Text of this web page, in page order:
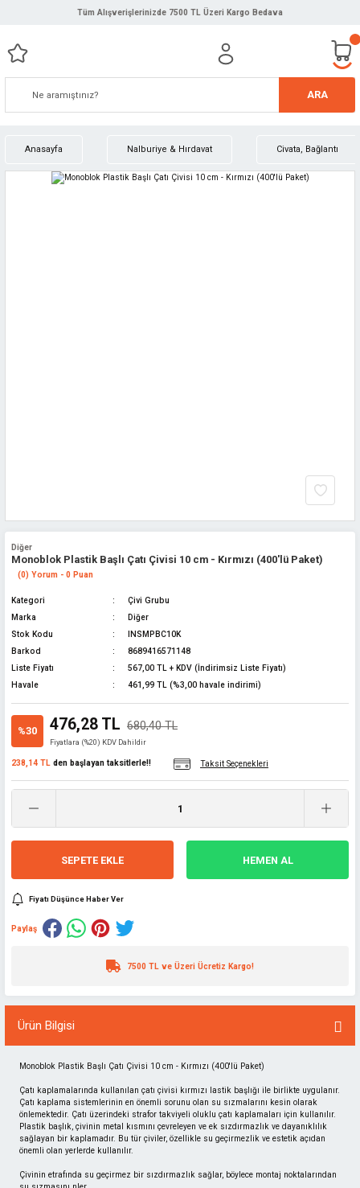
Tüm Alışverişlerinizde 7500 TL Üzeri Kargo Bedava
ARA
Anasayfa Nalburiye & Hırdavat Civata, Bağlantı
Diğer
Monoblok Plastik Başlı Çatı Çivisi 10 cm - Kırmızı (400'lü Paket)
(0) Yorum - 0 Puan
Kategori
Çivi Grubu
Marka
Diğer
Stok Kodu
INSMPBC10K
Barkod
8689416571148
Liste Fiyatı
567,00 TL + KDV (İndirimsiz Liste Fiyatı)
Havale
461,99 TL (%3,00 havale indirimi)
%30 476,28 TL 680,40 TL
Fiyatlara (%20) KDV Dahildir
238,14 TL den başlayan taksitlerle!! Taksit Seçenekleri
SEPETE EKLE HEMEN AL
Fiyatı Düşünce Haber Ver
Paylaş
7500 TL ve Üzeri Ücretiz Kargo!
Ürün Bilgisi
Monoblok Plastik Başlı Çatı Çivisi 10 cm - Kırmızı (400'lü Paket)
Çatı kaplamalarında kullanılan çatı çivisi kırmızı lastik başlığı ile birlikte uygulanır.
Çatı kaplama sistemlerinin en önemli sorunu olan su sızmalarını kesin olarak
önlemektedir. Çatı üzerindeki strafor takviyeli oluklu çatı kaplamaları için kullanılır.
Plastik başlık, çivinin metal kısmını çevreleyen ve ek sızdırmazlık ve dayanıklılık
sağlayan bir kaplamadır. Bu tür çiviler, özellikle su geçirmezlik ve estetik açıdan
önemli olan yerlerde kullanılır.
Çivinin etrafında su geçirmez bir sızdırmazlık sağlar, böylece montaj noktalarından